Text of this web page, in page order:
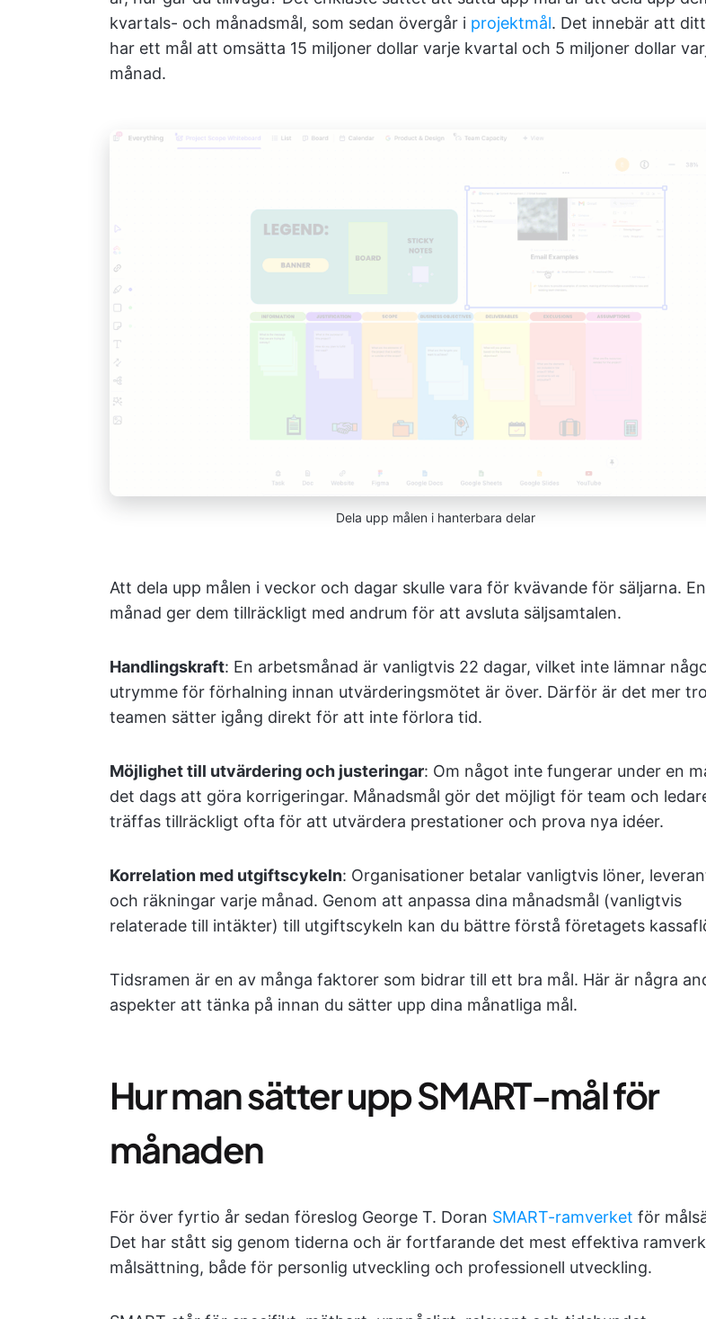
kvartals- och månadsmål, som sedan övergår i projektmål. Det innebär att
har ett mål att omsätta 15 miljoner dollar varje kvartal och 5 miljoner dollar
månad.
Dela upp målen i hanterbara delar
Att dela upp målen i veckor och dagar skulle vara för kvävande för säljarna. En
månad ger dem tillräckligt med andrum för att avsluta säljsamtalen.
Handlingskraft: En arbetsmånad är vanligtvis 22 dagar, vilket inte lämnar
utrymme för förhalning innan utvärderingsmötet är över. Därför är det mer
teamen sätter igång direkt för att inte förlora tid.
Möjlighet till utvärdering och justeringar: Om något inte fungerar under en
det dags att göra korrigeringar. Månadsmål gör det möjligt för team och
träffas tillräckligt ofta för att utvärdera prestationer och prova nya idéer.
Korrelation med utgiftscykeln: Organisationer betalar vanligtvis löner,
och räkningar varje månad. Genom att anpassa dina månadsmål (vanligtvis
relaterade till intäkter) till utgiftscykeln kan du bättre förstå företagets
Tidsramen är en av många faktorer som bidrar till ett bra mål. Här är några
aspekter att tänka på innan du sätter upp dina månatliga mål.
Hur man sätter upp SMART-mål för
månaden
För över fyrtio år sedan föreslog George T. Doran SMART-ramverket för
Det har stått sig genom tiderna och är fortfarande det mest effektiva
målsättning, både för personlig utveckling och professionell utveckling.